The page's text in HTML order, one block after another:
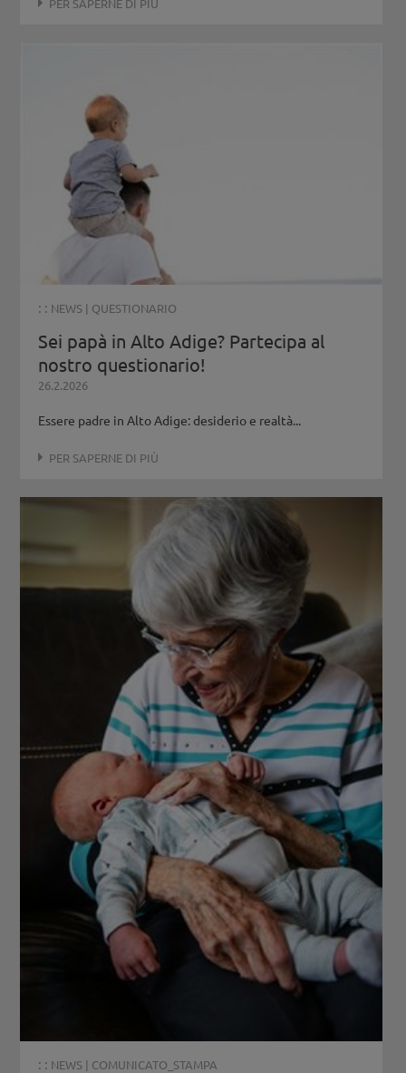
PER SAPERNE DI PIÙ
: : NEWS | QUESTIONARIO
Sei papà in Alto Adige? Partecipa al
nostro questionario!
26.2.2026
Essere padre in Alto Adige: desiderio e realtà...
PER SAPERNE DI PIÙ
: : NEWS | COMUNICATO_STAMPA